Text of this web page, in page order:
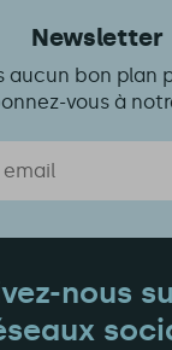
Newsletter
aucun bon plan
vous à
nous